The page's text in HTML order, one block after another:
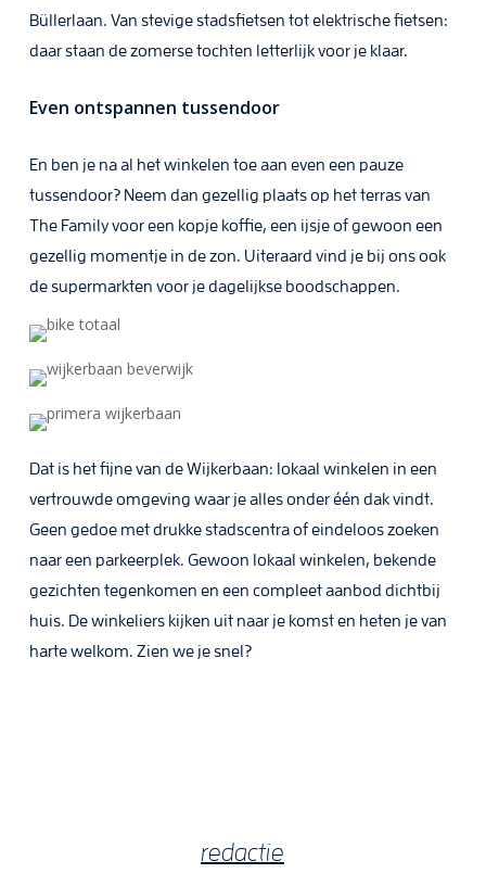
Büllerlaan. Van stevige stadsfietsen tot elektrische fietsen:
daar staan de zomerse tochten letterlijk voor je klaar.
Even ontspannen tussendoor
En ben je na al het winkelen toe aan even een pauze
tussendoor? Neem dan gezellig plaats op het terras van
The Family voor een kopje koffie, een ijsje of gewoon een
gezellig momentje in de zon. Uiteraard vind je bij ons ook
de supermarkten voor je dagelijkse boodschappen.
Dat is het fijne van de Wijkerbaan: lokaal winkelen in een
vertrouwde omgeving waar je alles onder één dak vindt.
Geen gedoe met drukke stadscentra of eindeloos zoeken
naar een parkeerplek. Gewoon lokaal winkelen, bekende
gezichten tegenkomen en een compleet aanbod dichtbij
huis. De winkeliers kijken uit naar je komst en heten je van
harte welkom. Zien we je snel?
redactie